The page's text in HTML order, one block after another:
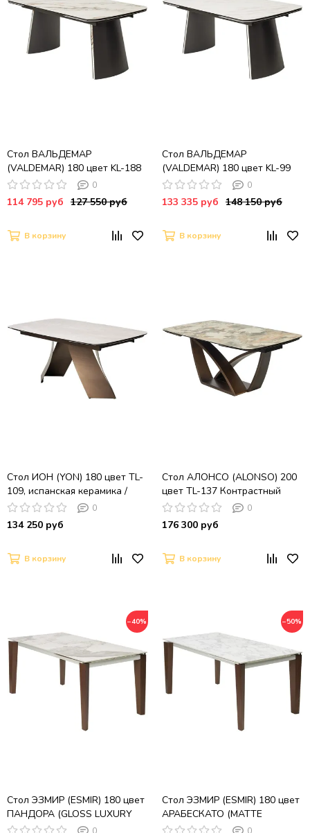
Стол ВАЛЬДЕМАР
(VALDEMAR) 180 цвет KL-188
Бело-коричневый мрамор
керамика / Темно-серый,
®DISAUR
0
114 795 руб 127 550 руб
В корзину
Стол ВАЛЬДЕМАР
(VALDEMAR) 180 цвет KL-99
итальянская керамика,
стекло/ Темно-серый/Kl-99,
®DISAUR
0
133 335 руб 148 150 руб
В корзину
Стол ИОН (YON) 180 цвет TL-
109, испанская керамика /
Шоколадное золото каркас,
®DISAUR
0
134 250 руб
В корзину
Стол АЛОНСО (ALONSO) 200
цвет TL-137 Контрастный
мрамор, испанская керамика /
медный каркас, ®DISAUR
0
176 300 руб
В корзину
−40%
Стол ЭЗМИР (ESMIR) 180 цвет
ПАНДОРА (GLOSS LUXURY
PANDORA SOLID CERAMIC) /
−50%
Стол ЭЗМИР (ESMIR) 180 цвет
АРАБЕСКАТО (MATTE
ARABESCATO SOLID CERAMIC)